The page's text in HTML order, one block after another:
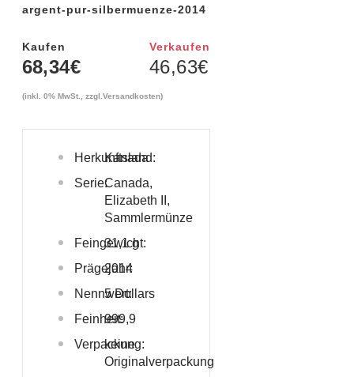
argent-pur-silbermuenze-2014
Kaufen
68,34€
Verkaufen
46,63€
(inkl. 0% MwSt., zzgl. Versandkosten)
Herkunftsland:
Kanada
Serie:Canada,
Elizabeth II,
Sammlermünze
Feingewicht:
31,1 g
Prägejahr:
2014
Nennwert:5 Dollars
Feinheit:
999,9
Verpackung:
keine
Originalverpackung